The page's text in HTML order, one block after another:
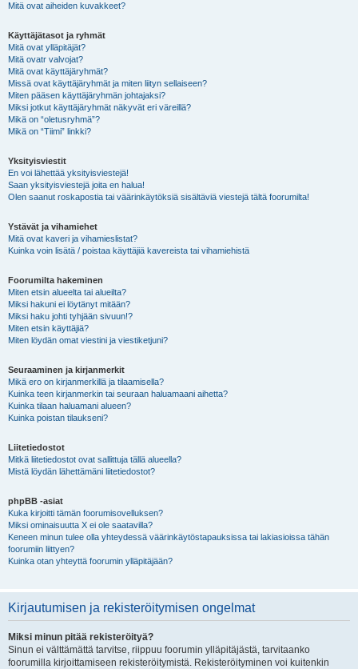
Mitä ovat aiheiden kuvakkeet?
Käyttäjätasot ja ryhmät
Mitä ovat ylläpitäjät?
Mitä ovatr valvojat?
Mitä ovat käyttäjäryhmät?
Missä ovat käyttäjäryhmät ja miten liityn sellaiseen?
Miten pääsen käyttäjäryhmän johtajaksi?
Miksi jotkut käyttäjäryhmät näkyvät eri väreillä?
Mikä on “oletusryhmä”?
Mikä on “Tiimi” linkki?
Yksityisviestit
En voi lähettää yksityisviestejä!
Saan yksityisviestejä joita en halua!
Olen saanut roskapostia tai väärinkäytöksiä sisältäviä viestejä tältä foorumilta!
Ystävät ja vihamiehet
Mitä ovat kaveri ja vihamieslistat?
Kuinka voin lisätä / poistaa käyttäjiä kavereista tai vihamiehistä
Foorumilta hakeminen
Miten etsin alueelta tai alueilta?
Miksi hakuni ei löytänyt mitään?
Miksi haku johti tyhjään sivuun!?
Miten etsin käyttäjiä?
Miten löydän omat viestini ja viestiketjuni?
Seuraaminen ja kirjanmerkit
Mikä ero on kirjanmerkillä ja tilaamisella?
Kuinka teen kirjanmerkin tai seuraan haluamaani aihetta?
Kuinka tilaan haluamani alueen?
Kuinka poistan tilaukseni?
Liitetiedostot
Mitkä liitetiedostot ovat sallittuja tällä alueella?
Mistä löydän lähettämäni liitetiedostot?
phpBB -asiat
Kuka kirjoitti tämän foorumisovelluksen?
Miksi ominaisuutta X ei ole saatavilla?
Keneen minun tulee olla yhteydessä väärinkäytöstapauksissa tai lakiasioissa tähän
foorumiin liittyen?
Kuinka otan yhteyttä foorumin ylläpitäjään?
Kirjautumisen ja rekisteröitymisen ongelmat
Miksi minun pitää rekisteröityä?
Sinun ei välttämättä tarvitse, riippuu foorumin ylläpitäjästä, tarvitaanko
foorumilla kirjoittamiseen rekisteröitymistä. Rekisteröityminen voi kuitenkin